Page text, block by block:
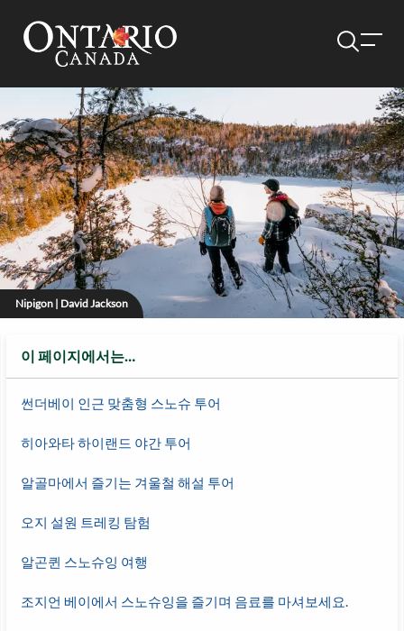
Nipigon | David Jackson
이 페이지에서는…
썬더베이 인근 맞춤형 스노슈 투어
히아와타 하이랜드 야간 투어
알골마에서 즐기는 겨울철 해설 투어
오지 설원 트레킹 탐험
알곤퀸 스노슈잉 여행
조지언 베이에서 스노슈잉을 즐기며 음료를 마셔보세요.